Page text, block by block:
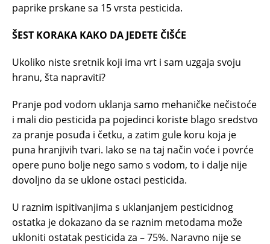
paprike prskane sa 15 vrsta pesticida.
ŠEST KORAKA KAKO DA JEDETE ČIŠĆE
Ukoliko niste sretnik koji ima vrt i sam uzgaja svoju
hranu, šta napraviti?
Pranje pod vodom uklanja samo mehaničke nečistoće
i mali dio pesticida pa pojedinci koriste blago sredstvo
za pranje posuđa i četku, a zatim gule koru koja je
puna hranjivih tvari. Iako se na taj način voće i povrće
opere puno bolje nego samo s vodom, to i dalje nije
dovoljno da se uklone ostaci pesticida.
U raznim ispitivanjima s uklanjanjem pesticidnog
ostatka je dokazano da se raznim metodama može
ukloniti ostatak pesticida za – 75%. Naravno nije se